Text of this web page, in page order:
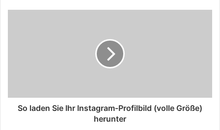
So laden Sie Ihr Instagram-Profilbild (volle Größe)
herunter